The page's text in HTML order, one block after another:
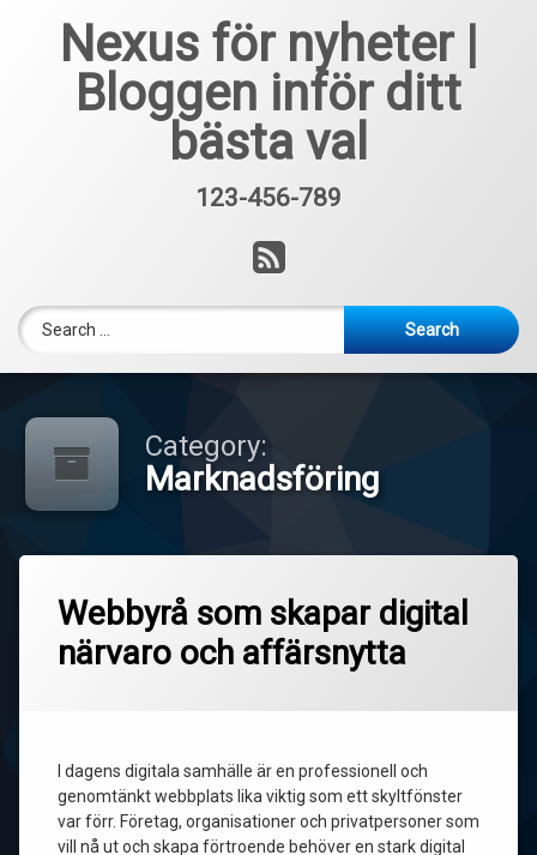
Nexus för nyheter |
Bloggen inför ditt
bästa val
123-456-789
RSS
Search for:
Category:
Marknadsföring
Webbyrå som skapar digital
närvaro och affärsnytta
I dagens digitala samhälle är en professionell och
genomtänkt webbplats lika viktig som ett skyltfönster
var förr. Företag, organisationer och privatpersoner som
vill nå ut och skapa förtroende behöver en stark digital